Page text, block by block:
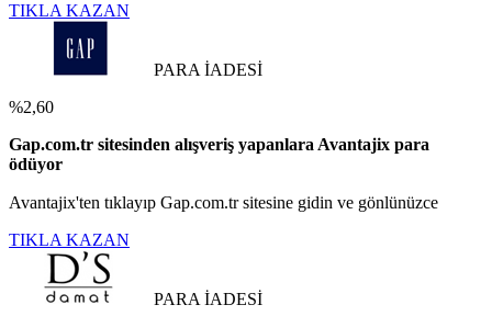
TIKLA KAZAN
PARA İADESİ
%2,60
Gap.com.tr sitesinden alışveriş yapanlara Avantajix para
ödüyor
Avantajix'ten tıklayıp Gap.com.tr sitesine gidin ve gönlünüzce
TIKLA KAZAN
PARA İADESİ